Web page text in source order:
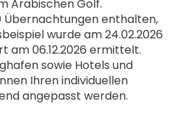
Arabischen Golf.
Übernachtungen enthalten,
wurde am 24.02.2026
am 06.12.2026 ermittelt.
sowie Hotels und
Ihren individuellen
angepasst werden.